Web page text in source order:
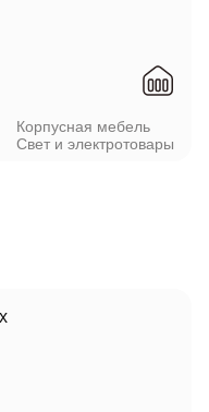
Корпусная мебель
Свет и электротовары